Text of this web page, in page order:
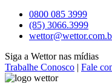
0800 085 3999
(85) 3066.3999
Siga a Wettor nas mídias
Trabalhe Conosco | Fale